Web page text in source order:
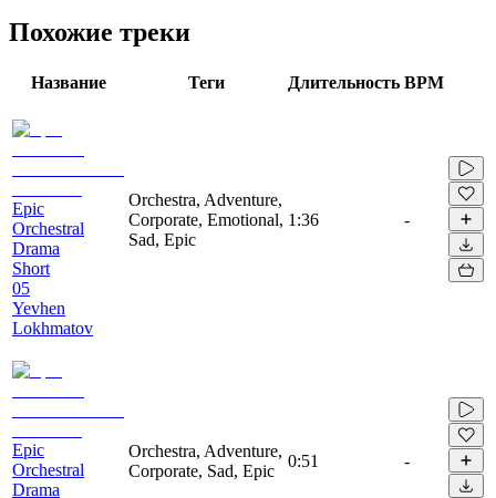
Похожие треки
Название Теги Длительность BPM
Epic
Orchestral
Drama
Short
05
Yevhen
Lokhmatov
Orchestra, Adventure,
Corporate, Emotional,
Sad, Epic
1:36 -
Epic
Orchestral
Drama
Orchestra, Adventure,
Corporate, Sad, Epic
0:51 -